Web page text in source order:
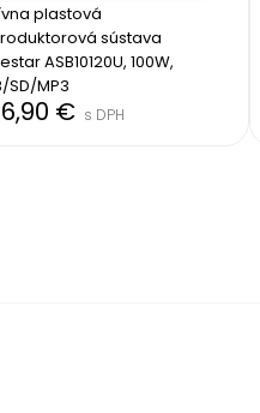
plastová
sústava
ASB10120U, 100W,
SD/MP3
€ s DPH